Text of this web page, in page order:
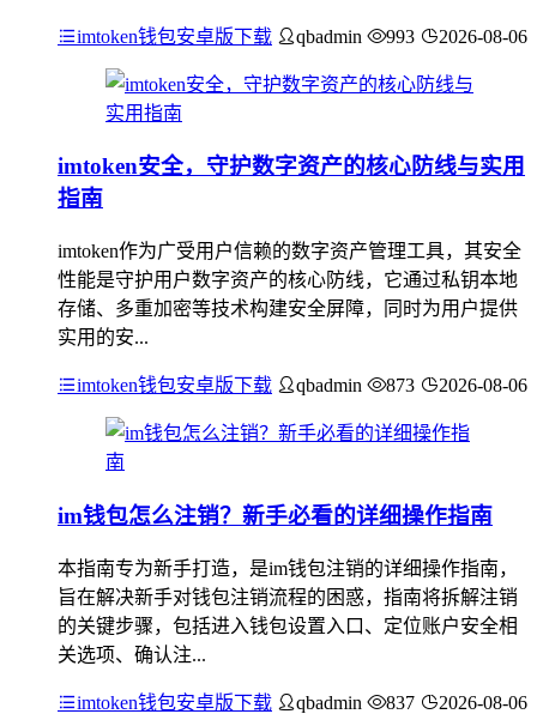
imtoken钱包安卓版下载 qbadmin 993 2026-08-06
imtoken安全，守护数字资产的核心防线与实用
指南
imtoken作为广受用户信赖的数字资产管理工具，其安全
性能是守护用户数字资产的核心防线，它通过私钥本地
存储、多重加密等技术构建安全屏障，同时为用户提供
实用的安...
imtoken钱包安卓版下载 qbadmin 873 2026-08-06
im钱包怎么注销？新手必看的详细操作指南
本指南专为新手打造，是im钱包注销的详细操作指南，
旨在解决新手对钱包注销流程的困惑，指南将拆解注销
的关键步骤，包括进入钱包设置入口、定位账户安全相
关选项、确认注...
imtoken钱包安卓版下载 qbadmin 837 2026-08-06